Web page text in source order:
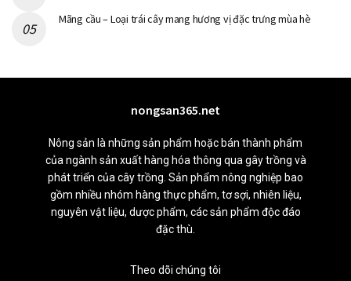
Mãng cầu – Loại trái cây mang hương vị đặc trưng mùa hè
nongsan365.net
Nông sản là những sản phẩm hoặc bán thành phẩm
của ngành sản xuất hàng hóa thông qua gây trồng và
phát triển của cây trồng. Sản phẩm nông nghiệp bao
gồm nhiều nhóm hàng thực phẩm, tơ sợi, nhiên liệu,
nguyên vật liệu, dược phẩm, các sản phẩm độc đáo
đặc thù.
Theo dõi chúng tôi